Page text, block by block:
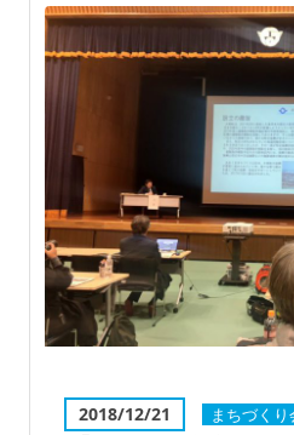
2018/12/21 まちづくり